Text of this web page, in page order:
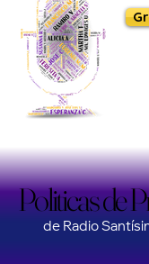
Politicas de
Politicas de
de Radio